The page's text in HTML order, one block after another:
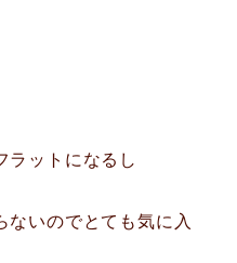
ラットになるし
ないのでとても気に入